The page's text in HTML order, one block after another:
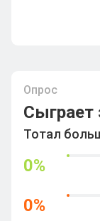
Опрос
Сыграет
Тотал
0%
0%